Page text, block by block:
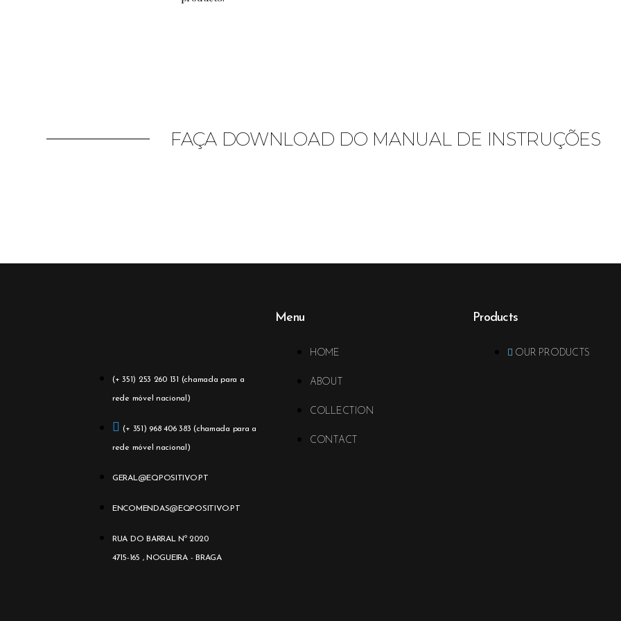
FAÇA DOWNLOAD DO MANUAL DE INSTRUÇÕES
(+ 351) 253 260 131 (chamada para a
rede móvel nacional)
(+ 351) 968 406 383 (chamada para a
rede móvel nacional)
GERAL@EQPOSITIVO.PT
ENCOMENDAS@EQPOSITIVO.PT
RUA DO BARRAL Nº 2020
4715-165 , NOGUEIRA - BRAGA
Menu
HOME
ABOUT
COLLECTION
CONTACT
Products
OUR PRODUCTS